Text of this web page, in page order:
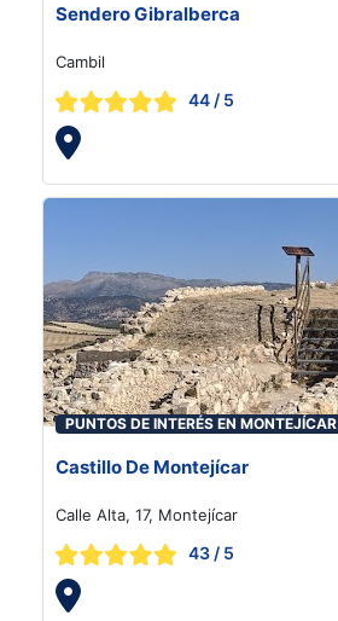
Sendero Gibralberca
Cambil
44 / 5
PUNTOS DE INTERÉS EN MONTEJÍCAR
Castillo De Montejícar
Calle Alta, 17, Montejícar
43 / 5